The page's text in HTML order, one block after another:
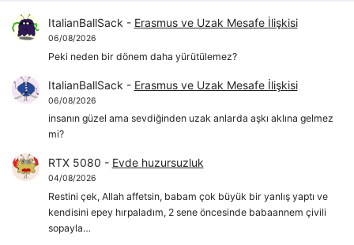
ItalianBallSack - Erasmus ve Uzak Mesafe İlişkisi
06/08/2026
Peki neden bir dönem daha yürütülemez?
ItalianBallSack - Erasmus ve Uzak Mesafe İlişkisi
06/08/2026
insanın güzel ama sevdiğinden uzak anlarda aşkı aklına gelmez
mi?
RTX 5080 - Evde huzursuzluk
04/08/2026
Restini çek, Allah affetsin, babam çok büyük bir yanlış yaptı ve
kendisini epey hırpaladım, 2 sene öncesinde babaannem çivili
sopayla…